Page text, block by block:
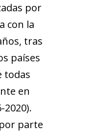
por
con la
tras
países
todas
en
parte